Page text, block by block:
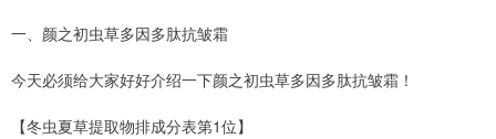
一、颜之初虫草多因多肽抗皱霜
今天必须给大家好好介绍一下颜之初虫草多因多肽抗皱霜！
【冬虫夏草提取物排成分表第1位】